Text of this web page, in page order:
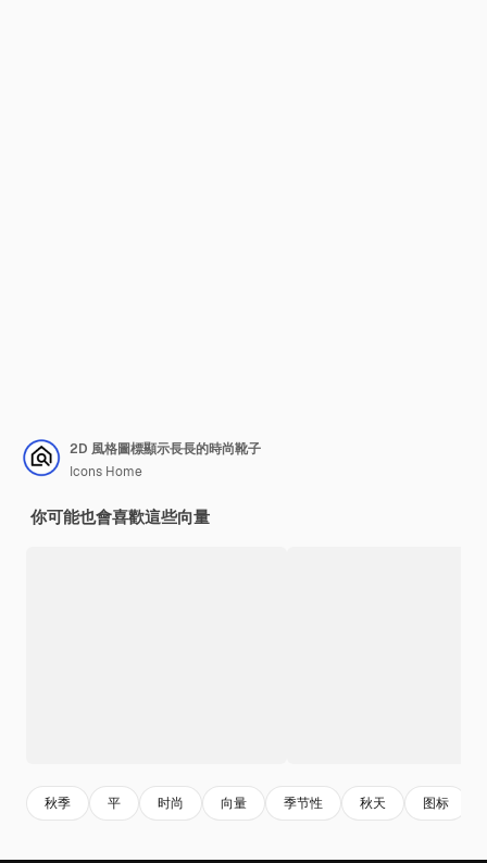
2D 風格圖標顯示長長的時尚靴子
Icons Home
你可能也會喜歡這些向量
秋季 平 时尚 向量 季节性 秋天 图标